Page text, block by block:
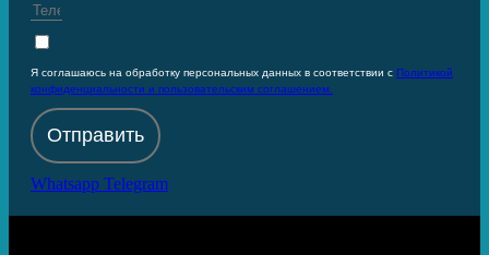
Я соглашаюсь на обработку персональных данных в соответствии с Политикой
конфиденциальности и пользовательским соглашением.
Отправить
Whatsapp Telegram